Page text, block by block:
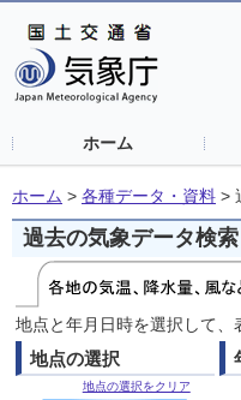
ホーム
ホーム > 各種データ・資料 >
過去の気象データ検索
地点と年月日時を選択して
地点の選択
地点の選択をクリア